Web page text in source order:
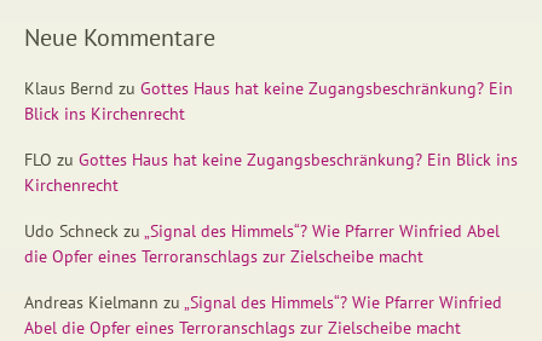
Neue Kommentare
Klaus Bernd zu Gottes Haus hat keine Zugangsbeschränkung? Ein
Blick ins Kirchenrecht
FLO zu Gottes Haus hat keine Zugangsbeschränkung? Ein Blick ins
Kirchenrecht
Udo Schneck zu „Signal des Himmels“? Wie Pfarrer Winfried Abel
die Opfer eines Terroranschlags zur Zielscheibe macht
Andreas Kielmann zu „Signal des Himmels“? Wie Pfarrer Winfried
Abel die Opfer eines Terroranschlags zur Zielscheibe macht